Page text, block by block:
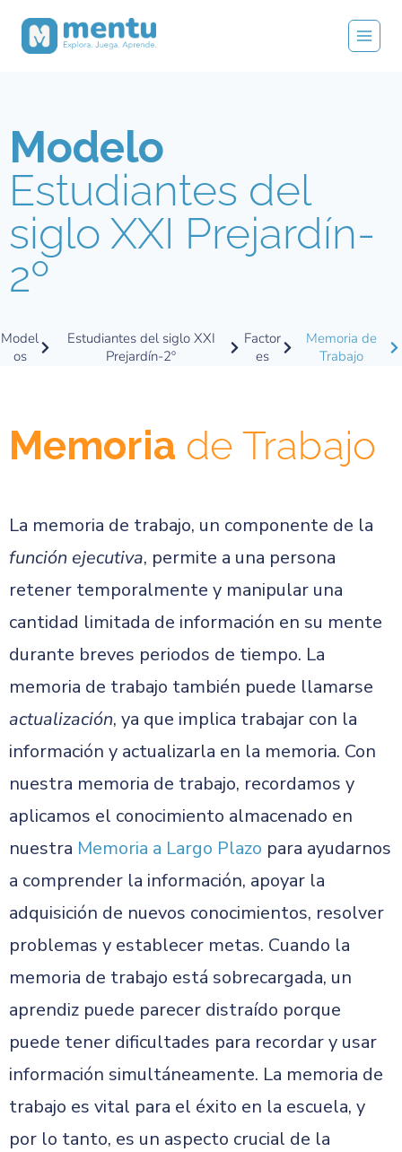
Modelo
Estudiantes del
siglo XXI Prejardín-
2º
Model
os
Estudiantes del siglo XXI
Prejardín-2º
Factor
es
Memoria de
Trabajo
Memoria de Trabajo
La memoria de trabajo, un componente de la
función ejecutiva, permite a una persona
retener temporalmente y manipular una
cantidad limitada de información en su mente
durante breves periodos de tiempo. La
memoria de trabajo también puede llamarse
actualización, ya que implica trabajar con la
información y actualizarla en la memoria. Con
nuestra memoria de trabajo, recordamos y
aplicamos el conocimiento almacenado en
nuestra Memoria a Largo Plazo para ayudarnos
a comprender la información, apoyar la
adquisición de nuevos conocimientos, resolver
problemas y establecer metas. Cuando la
memoria de trabajo está sobrecargada, un
aprendiz puede parecer distraído porque
puede tener dificultades para recordar y usar
información simultáneamente. La memoria de
trabajo es vital para el éxito en la escuela, y
por lo tanto, es un aspecto crucial de la